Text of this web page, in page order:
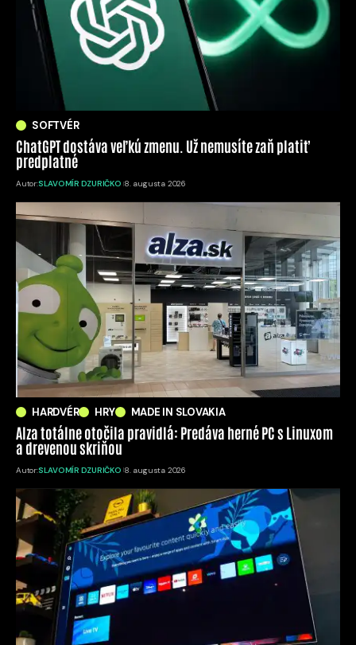
SOFTVÉR
ChatGPT dostáva veľkú zmenu. Už nemusíte zaň platiť
predplatné
Autor:SLAVOMÍR DZURIČKO 8. augusta 2026
HARDVÉR HRY MADE IN SLOVAKIA
Alza totálne otočila pravidlá: Predáva herné PC s Linuxom
a drevenou skriňou
Autor:SLAVOMÍR DZURIČKO 8. augusta 2026